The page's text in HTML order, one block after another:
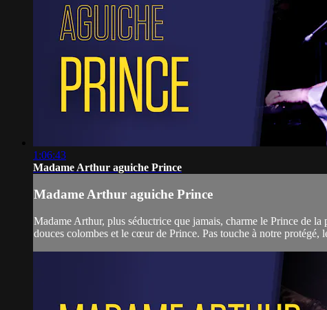
1:06:43
Madame Arthur aguiche Prince
Madame Arthur aguiche Prince
Madame Arthur, plus séductrice que jamais, charme le Prince de
douces colombes et le cœur de Prince. Pas touche à notre protégé,